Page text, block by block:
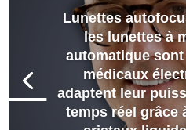
Lunettes
les lunettes à
automatique
médicaux
adaptent leur
temps réel grâce